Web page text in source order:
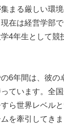
まる厳しい環
在は経営学部
4年生として競
6年間は、彼の
ています。全
ら世界レベル
を牽引してき